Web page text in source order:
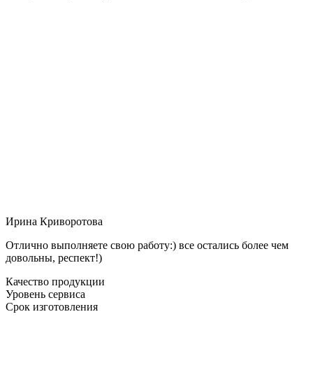
Ирина Криворотова
Отлично выполняете свою работу:) все остались более чем
довольны, респект!)
Качество продукции
Уровень сервиса
Срок изготовления